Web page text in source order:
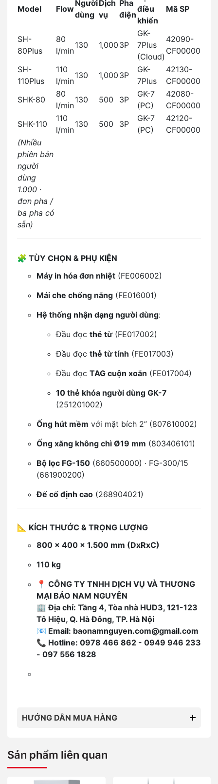
Model Flow
Người
dùng
Dịch
vụ
Pha
điện
điều
khiển
Mã SP
SH-
80Plus
80
l/min
130 1,000 3P
GK-
7Plus
(Cloud)
42090-
CF00000
SH-
110Plus
110
l/min
130 1,000 3P
GK-
7Plus
42130-
CF00000
SHK-80
80
l/min
130 500 3P
GK-7
(PC)
42080-
CF00000
SHK-110
110
l/min
130 500 3P
GK-7
(PC)
42120-
CF00000
(Nhiều
phiên bản
người
dùng
1.000 ·
đơn pha /
ba pha có
sẵn)
🧩 TÙY CHỌN & PHỤ KIỆN
Máy in hóa đơn nhiệt (FE006002)
Mái che chống nắng (FE016001)
Hệ thống nhận dạng người dùng:
Đầu đọc thẻ từ(FE017002)
Đầu đọc thẻ từ tính (FE017003)
Đầu đọc TAG cuộn xoắn (FE017004)
10 thẻ khóa người dùng GK-7
(251201002)
Ống hút mềm với mặt bích 2” (807610002)
Ống xăng không chì Ø19 mm (803406101)
Bộ lọc FG-150 (660500000) · FG-300/15
(661900200)
Đế cố định cao (268904021)
📐 KÍCH THƯỚC & TRỌNG LƯỢNG
800 x 400 x 1.500 mm (DxRxC)
110 kg
📍 CÔNG TY TNHH DỊCH VỤ VÀ THƯƠNG
MẠI BẢO NAM NGUYÊN
🏢 Địa chỉ: Tầng 4, Tòa nhà HUD3, 121-123
Tô Hiệu, Q. Hà Đông, TP. Hà Nội
📧 Email: baonamnguyen.com@gmail.com
📞 Hotline: 0978 466 862 - 0949 946 233
- 097 556 1828
HƯỚNG DẪN MUA HÀNG
Sản phẩm liên quan